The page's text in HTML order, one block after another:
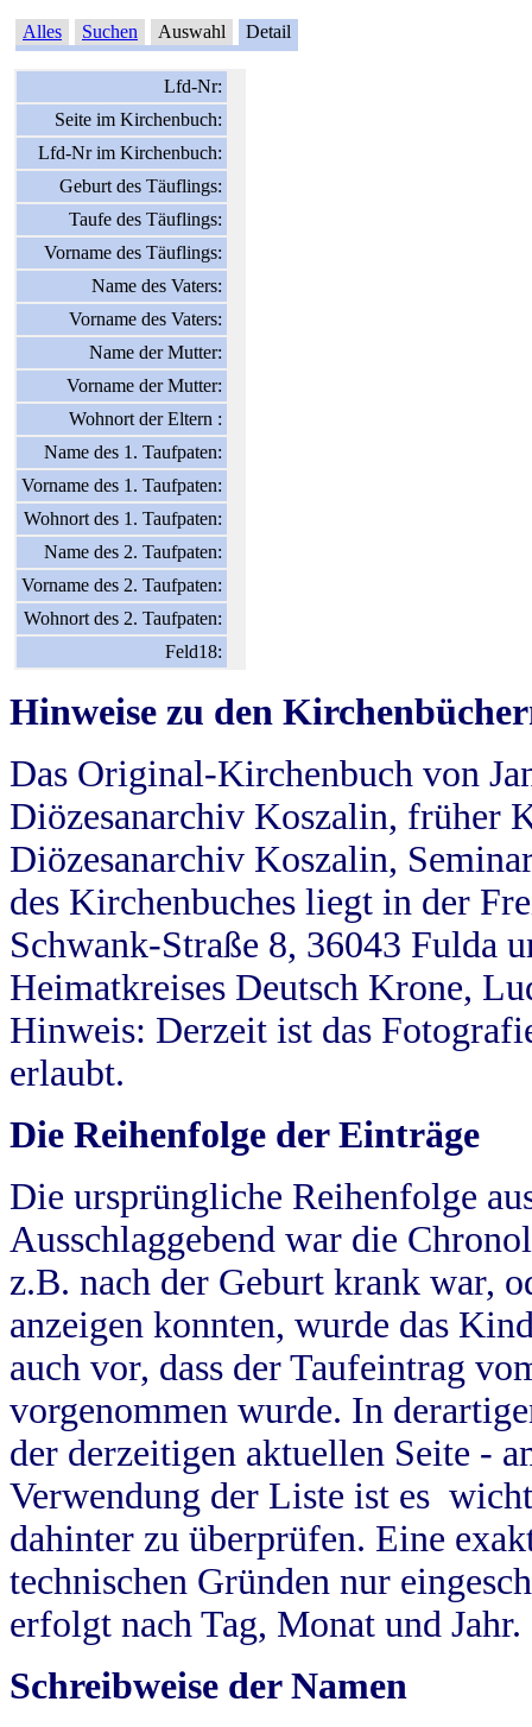
Alles Suchen Auswahl Detail
Lfd-Nr:
Seite im Kirchenbuch:
Lfd-Nr im Kirchenbuch:
Geburt des Täuflings:
Taufe des Täuflings:
Vorname des Täuflings:
Name des Vaters:
Vorname des Vaters:
Name der Mutter:
Vorname der Mutter:
Wohnort der Eltern :
Name des 1. Taufpaten:
Vorname des 1. Taufpaten:
Wohnort des 1. Taufpaten:
Name des 2. Taufpaten:
Vorname des 2. Taufpaten:
Wohnort des 2. Taufpaten:
Feld18:
Hinweise zu den
Das Original-Kirchenbuch von
Diözesanarchiv Koszalin, früher
Diözesanarchiv Koszalin,
des Kirchenbuches liegt in der
Schwank-Straße 8, 36043 Fulda
Heimatkreises Deutsch Krone,
Hinweis: Derzeit ist das
erlaubt.
Die Reihenfolge der Einträge
Die ursprüngliche Reihenfolge
Ausschlaggebend war die
z.B. nach der Geburt krank war,
anzeigen konnten, wurde das
auch vor, dass der Taufeintrag
vorgenommen wurde. In
der derzeitigen aktuellen Seite -
Verwendung der Liste ist es
dahinter zu überprüfen. Eine
technischen Gründen nur
erfolgt nach Tag, Monat und Jahr.
Schreibweise der Namen